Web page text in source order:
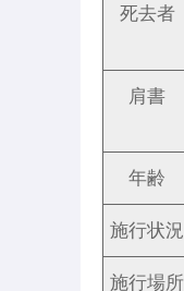
死去者
肩書
年齢
施行状況
施行場所